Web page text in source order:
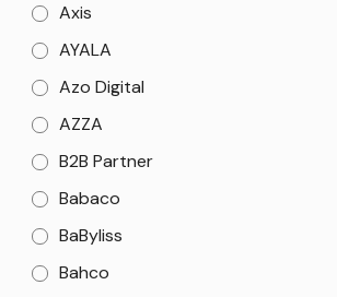
Axis
AYALA
Azo Digital
AZZA
B2B Partner
Babaco
BaByliss
Bahco